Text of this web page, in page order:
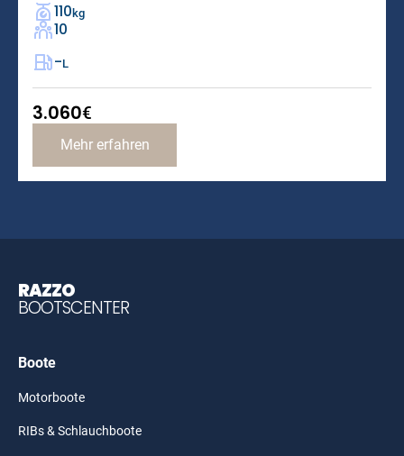
110 kg
10
-L
3.060€
Mehr erfahren
RAZZO
BOOTSCENTER
Boote
Motorboote
RIBs & Schlauchboote